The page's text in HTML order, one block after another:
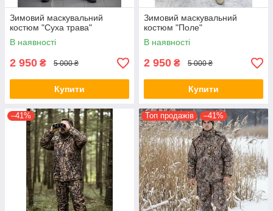
Зимовий маскувальний
костюм "Суха трава"
В наявності
2 950 ₴ 5 000 ₴
Купити
Зимовий маскувальний
костюм "Поле"
В наявності
2 950 ₴ 5 000 ₴
Купити
–41% Топ продажів –41%